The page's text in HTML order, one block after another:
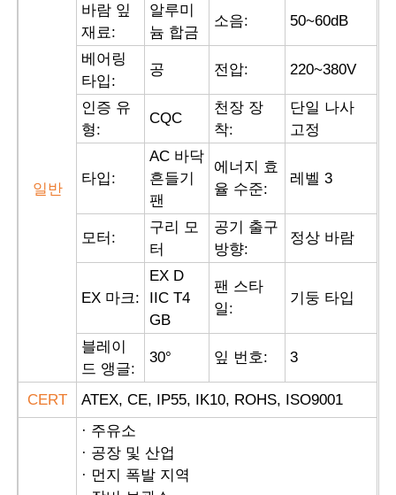
방폭 경보 광
폭발 방지 팬
방폭 박스
방폭 스위치
폭발 방지 케이블 간질
방폭 플러그와 소켓
일반
바람 잎
재료:
알루미
늄 합금
소음: 50~60dB
베어링
타입:
공 전압: 220~380V
인증 유
형:
CQC
천장 장
착:
단일 나사
고정
타입:
AC 바닥
흔들기
팬
에너지 효
율 수준:
레벨 3
모터:
구리 모
터
공기 출구
방향:
정상 바람
EX 마크:
EX D
IIC T4
GB
팬 스타
일:
기둥 타입
블레이
드 앵글:
30° 잎 번호: 3
CERT
ATEX, CE, IP55, IK10, ROHS, ISO9001
· 주유소
· 공장 및 산업
· 먼지 폭발 지역